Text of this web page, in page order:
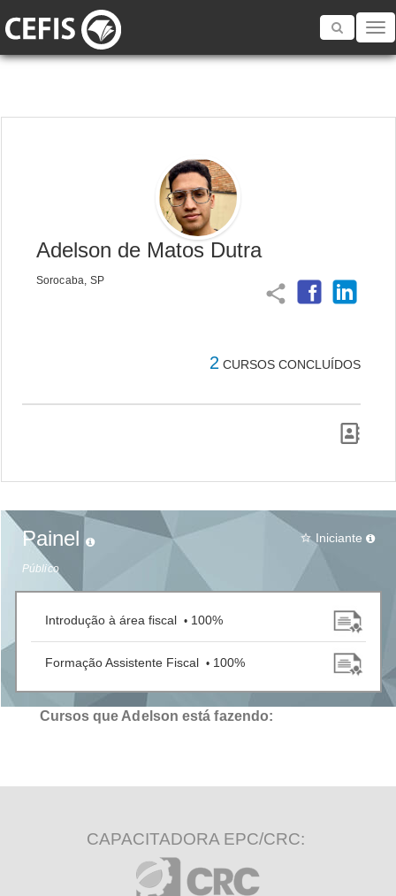
Toggle
Adelson de Matos Dutra
Sorocaba, SP
share
2 CURSOS CONCLUÍDOS
Painel
Público
star_border Iniciante
Introdução à área fiscal • 100%
Formação Assistente Fiscal • 100%
Cursos que Adelson está fazendo:
CAPACITADORA EPC/CRC: